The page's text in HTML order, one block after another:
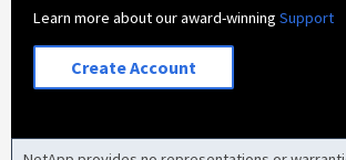
Learn more about our award-winningSupport
Create Account